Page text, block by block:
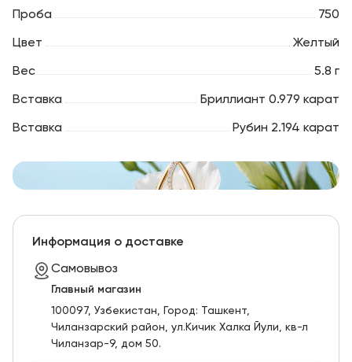
Проба 750
Цвет Желтый
Вес 5.8 г
Вставка Бриллиант 0.979 карат
Вставка Рубин 2.194 карат
Информация о доставке
Самовывоз
Главный магазин
100097, Узбекистан, Город: Ташкент,
Чиланзарский pайон, ул.Кичик Халка Йули, кв-л
Чиланзар-9, дом 50.